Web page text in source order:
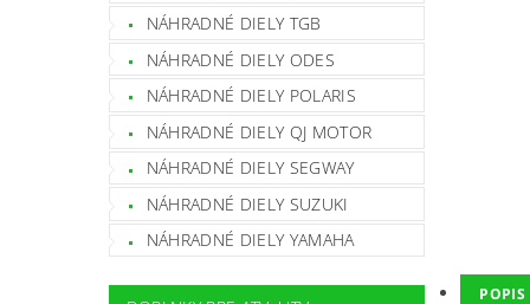
NÁHRADNÉ DIELY TGB
NÁHRADNÉ DIELY ODES
NÁHRADNÉ DIELY POLARIS
NÁHRADNÉ DIELY QJ MOTOR
NÁHRADNÉ DIELY SEGWAY
NÁHRADNÉ DIELY SUZUKI
NÁHRADNÉ DIELY YAMAHA
POPIS